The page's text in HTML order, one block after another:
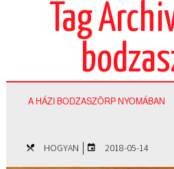
Tag
A HÁZI BODZASZÖRP NYOMÁBAN
HOGYAN | 2018-05-14